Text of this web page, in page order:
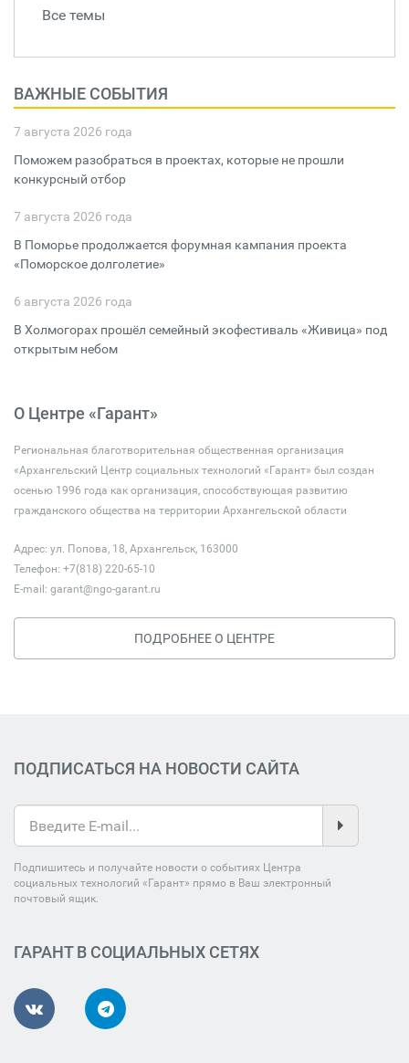
Все темы
ВАЖНЫЕ СОБЫТИЯ
7 августа 2026 года
Поможем разобраться в проектах, которые не прошли
конкурсный отбор
7 августа 2026 года
В Поморье продолжается форумная кампания проекта
«Поморское долголетие»
6 августа 2026 года
В Холмогорах прошёл семейный экофестиваль «Живица» под
открытым небом
О Центре «Гарант»
Региональная благотворительная общественная организация
«Архангельский Центр социальных технологий «Гарант» был создан
осенью 1996 года как организация, способствующая развитию
гражданского общества на территории Архангельской области
Адрес: ул. Попова, 18, Архангельск, 163000
Телефон: +7(818) 220-65-10
E-mail: garant@ngo-garant.ru
ПОДРОБНЕЕ О ЦЕНТРЕ
ПОДПИСАТЬСЯ НА НОВОСТИ САЙТА
Подпишитесь и получайте новости о событиях Центра
социальных технологий «Гарант» прямо в Ваш электронный
почтовый ящик.
ГАРАНТ В СОЦИАЛЬНЫХ СЕТЯХ